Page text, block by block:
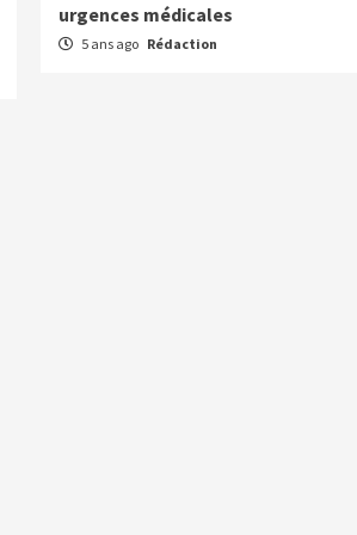
urgences médicales
5 ans ago Rédaction